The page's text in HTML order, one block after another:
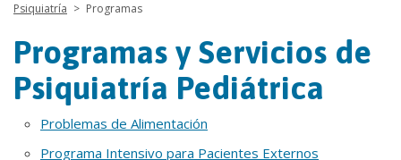
Psiquiatría > Programas
Programas y Servicios de
Psiquiatría Pediátrica
Problemas de Alimentación
Programa Intensivo para Pacientes Externos